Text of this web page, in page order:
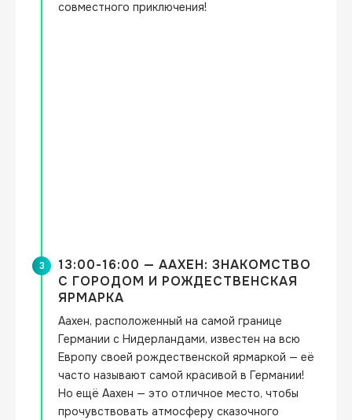
совместного приключения!
3
13:00-16:00 — ААХЕН: ЗНАКОМСТВО
С ГОРОДОМ И РОЖДЕСТВЕНСКАЯ
ЯРМАРКА
Аахен, расположенный на самой границе
Германии с Нидерландами, известен на всю
Европу своей рождественской ярмаркой — её
часто называют самой красивой в Германии!
Но ещё Аахен — это отличное место, чтобы
прочувствовать атмосферу сказочного